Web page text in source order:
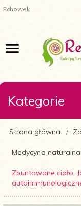
Schowek
Kategorie
Strona główna
Medycyna
Zbuntowane ciało.